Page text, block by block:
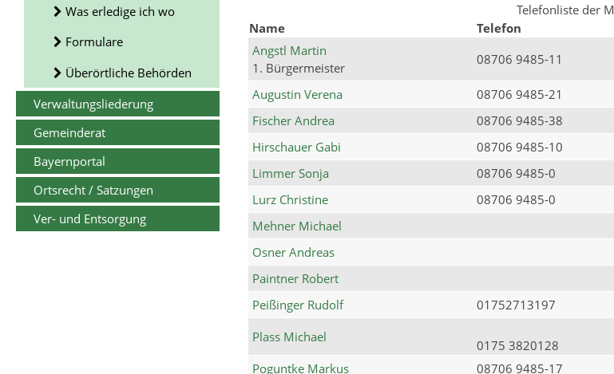
Was erledige ich wo
Formulare
Überörtliche Behörden
Verwaltungsliederung
Gemeinderat
Bayernportal
Ortsrecht / Satzungen
Ver- und Entsorgung
Telefonliste der
Name
Telefon
Angstl Martin
1. Bürgermeister
08706 9485-11
Augustin Verena 08706 9485-21
Fischer Andrea
08706 9485-38
Hirschauer Gabi
08706 9485-10
Limmer Sonja
08706 9485-0
Lurz Christine
08706 9485-0
Mehner Michael
Osner Andreas
Paintner Robert
Peißinger Rudolf
01752713197
Plass Michael
0175 3820128
Poguntke Markus
08706 9485-17